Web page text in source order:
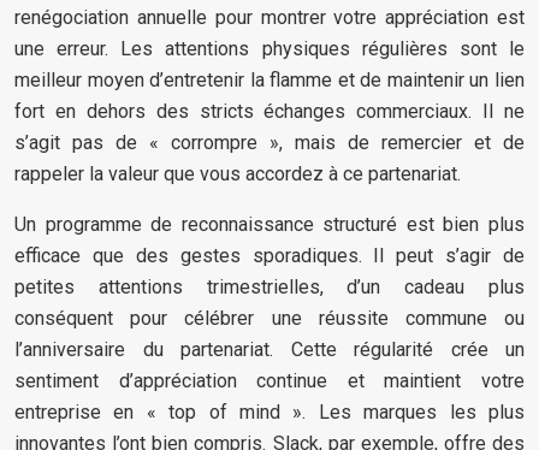
renégociation annuelle pour montrer votre appréciation est
une erreur. Les attentions physiques régulières sont le
meilleur moyen d’entretenir la flamme et de maintenir un lien
fort en dehors des stricts échanges commerciaux. Il ne
s’agit pas de « corrompre », mais de remercier et de
rappeler la valeur que vous accordez à ce partenariat.
Un programme de reconnaissance structuré est bien plus
efficace que des gestes sporadiques. Il peut s’agir de
petites attentions trimestrielles, d’un cadeau plus
conséquent pour célébrer une réussite commune ou
l’anniversaire du partenariat. Cette régularité crée un
sentiment d’appréciation continue et maintient votre
entreprise en « top of mind ». Les marques les plus
innovantes l’ont bien compris. Slack, par exemple, offre des